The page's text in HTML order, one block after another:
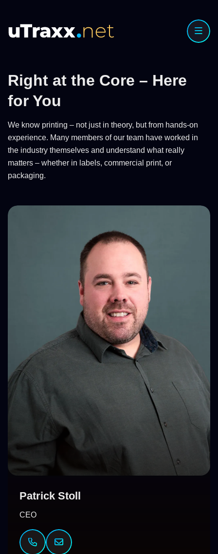
Right at the Core – Here
for You
We know printing – not just in theory, but from hands-on
experience. Many members of our team have worked in
the industry themselves and understand what really
matters – whether in labels, commercial print, or
packaging.
Patrick Stoll
CEO